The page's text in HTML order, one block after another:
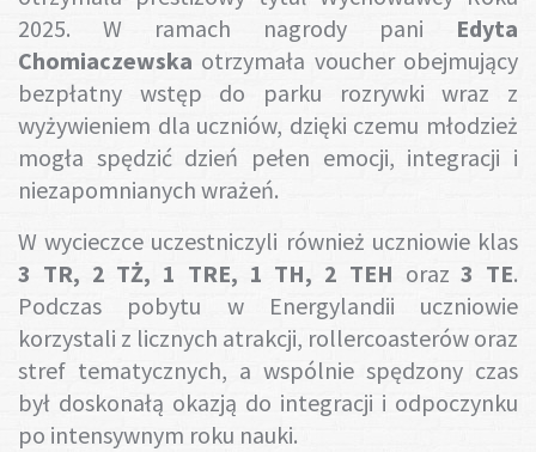
2025. W ramach nagrody pani Edyta
Chomiaczewska otrzymała voucher obejmujący
bezpłatny wstęp do parku rozrywki wraz z
wyżywieniem dla uczniów, dzięki czemu młodzież
mogła spędzić dzień pełen emocji, integracji i
niezapomnianych wrażeń.
W wycieczce uczestniczyli również uczniowie klas
3 TR, 2 TŻ, 1 TRE, 1 TH, 2 TEH oraz3 TE.
Podczas pobytu w Energylandii uczniowie
korzystali z licznych atrakcji, rollercoasterów oraz
stref tematycznych, a wspólnie spędzony czas
był doskonałą okazją do integracji i odpoczynku
po intensywnym roku nauki.